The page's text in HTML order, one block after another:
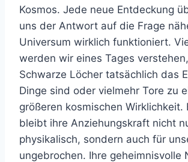
Kosmos. Jede neue Entdeckung
uns der Antwort auf die Frage
Universum wirklich funktioniert.
werden wir eines Tages
Schwarze Löcher tatsächlich das
Dinge sind oder vielmehr Tore zu
größeren kosmischen Wirklichkeit.
bleibt ihre Anziehungskraft nicht
physikalisch, sondern auch für
ungebrochen. Ihre geheimnisvolle